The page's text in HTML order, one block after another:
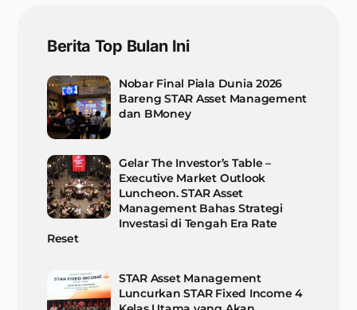
Berita Top Bulan Ini
Nobar Final Piala Dunia 2026
Bareng STAR Asset Management
dan BMoney
Gelar The Investor’s Table –
Executive Market Outlook
Luncheon. STAR Asset
Management Bahas Strategi
Investasi di Tengah Era Rate
Reset
STAR Asset Management
Luncurkan STAR Fixed Income 4